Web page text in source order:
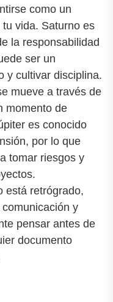
como un
vida. Saturno es
la responsabilidad
ser un
y cultivar disciplina.
mueve a través de
momento de
es conocido
por lo que
tomar riesgos y
está retrógrado,
y
pensar antes de
documento